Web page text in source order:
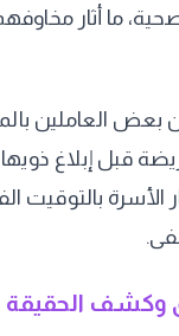
ما أثار
بعض العاملين
قبل إبلاغ
الأسرة بالتوقيت
وكشف الحقيقة